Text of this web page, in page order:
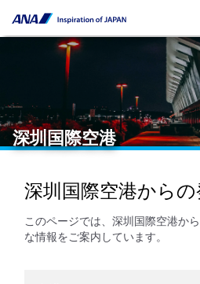
深圳国際空港
深圳国際空港からの
このページでは、深圳国際空港か
な情報をご案内しています。